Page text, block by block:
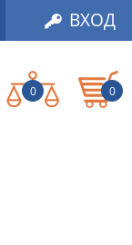
ВХОД
0 0